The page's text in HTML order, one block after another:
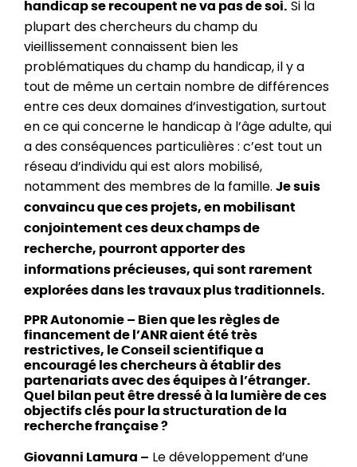
handicap se recoupent ne va pas de soi. Si la
plupart des chercheurs du champ du
vieillissement connaissent bien les
problématiques du champ du handicap, il y a
tout de même un certain nombre de différences
entre ces deux domaines d’investigation, surtout
en ce qui concerne le handicap à l’âge adulte, qui
a des conséquences particulières : c’est tout un
réseau d’individu qui est alors mobilisé,
notamment des membres de la famille. Je suis
convaincu que ces projets, en mobilisant
conjointement ces deux champs de
recherche, pourront apporter des
informations précieuses, qui sont rarement
explorées dans les travaux plus traditionnels.
PPR Autonomie – Bien que les règles de
financement de l’ANR aient été très
restrictives, le Conseil scientifique a
encouragé les chercheurs à établir des
partenariats avec des équipes à l’étranger.
Quel bilan peut être dressé à la lumière de ces
objectifs clés pour la structuration de la
recherche française ?
Giovanni Lamura – Le développement d’une